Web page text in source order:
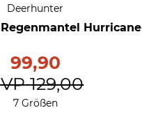
Deerhunter
Hurricane
99,90
129,00
7 Größen